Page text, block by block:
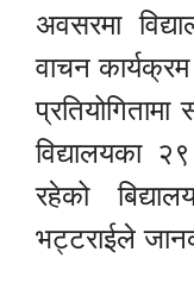
अवसरमा
वाचन
विद्यालयका
रहेको
भट्टराईले